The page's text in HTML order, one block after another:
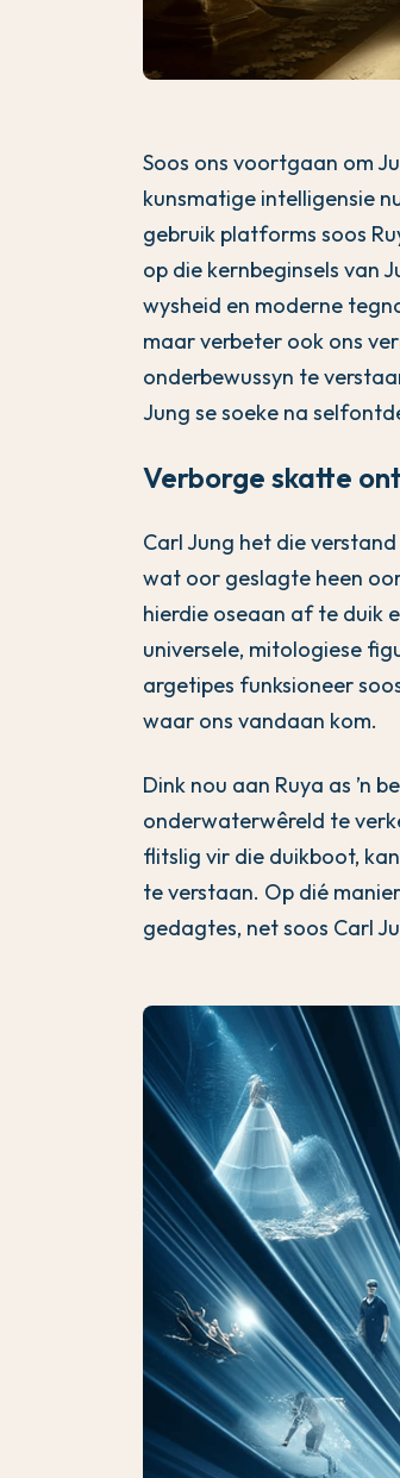
Soos ons voortgaan om
kunsmatige intelligensie
gebruik platforms soos
op die kernbeginsels van
wysheid en moderne
maar verbeter ook ons
onderbewussyn te
Jung se soeke na
Verborge skatte
Carl Jung het die
wat oor geslagte heen
hierdie oseaan af te duik
universele, mitologiese
argetipes funksioneer
waar ons vandaan kom.
Dink nou aan Ruya as ’n
onderwaterwêreld te
flitslig vir die duikboot,
te verstaan. Op dié
gedagtes, net soos Carl